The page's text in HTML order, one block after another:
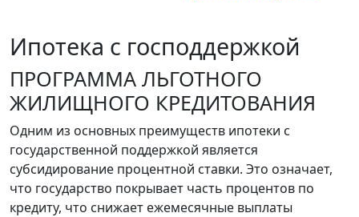
Ипотека с господдержкой
ПРОГРАММА ЛЬГОТНОГО
ЖИЛИЩНОГО КРЕДИТОВАНИЯ
Одним из основных преимуществ ипотеки с
государственной поддержкой является
субсидирование процентной ставки. Это означает,
что государство покрывает часть процентов по
кредиту, что снижает ежемесячные выплаты